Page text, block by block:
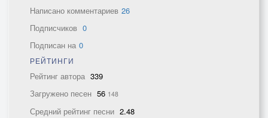
Написано комментариев 26
Подписчиков 0
Подписан на 0
РЕЙТИНГИ
Рейтинг автора 339
Загружено песен 56 148
Средний рейтинг песни 2.48